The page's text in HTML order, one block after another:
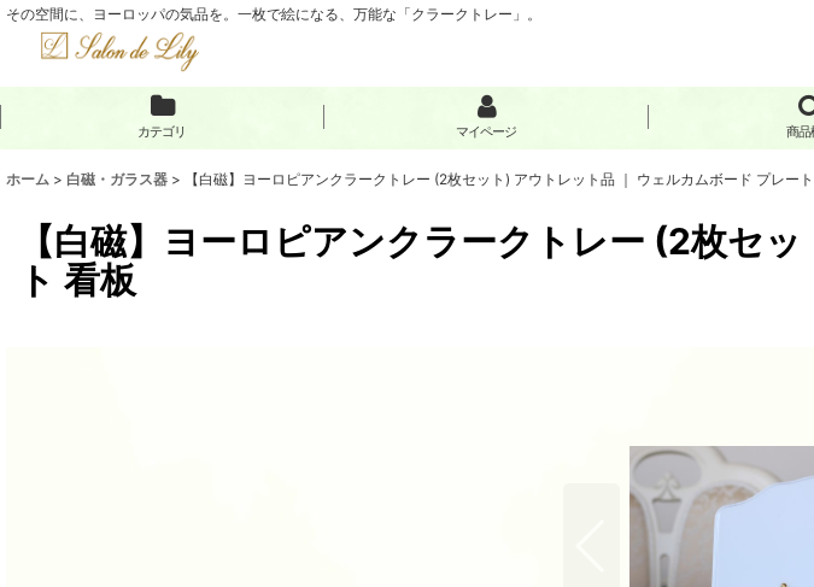
その空間に、ヨーロッパの気品を。一枚で絵になる、万能な「クラークトレー」。
カテゴリ マイページ 商品
ホーム > 白磁・ガラス器 > 【白磁】ヨーロピアンクラークトレー (2枚セット) アウトレット品 ｜ ウェルカムボード プレー
【白磁】ヨーロピアンクラークトレー (2枚セ
ト 看板